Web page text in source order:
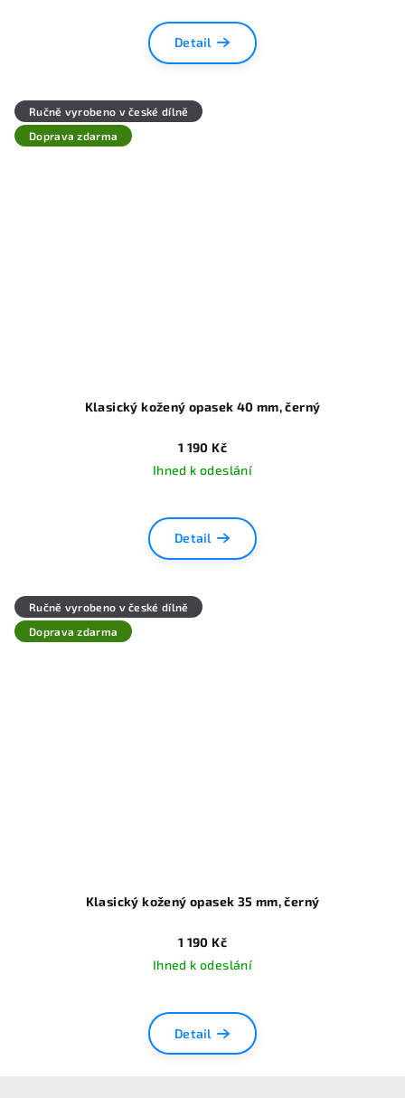
Detail
Ručně vyrobeno v české dílně
Doprava zdarma
Klasický kožený opasek 40 mm, černý
1 190 Kč
Ihned k odeslání
Detail
Ručně vyrobeno v české dílně
Doprava zdarma
Klasický kožený opasek 35 mm, černý
1 190 Kč
Ihned k odeslání
Detail